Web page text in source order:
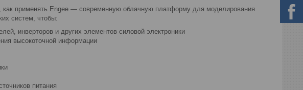
применять Engee — современную облачную платформу для моделирования
систем, чтобы:
инверторов и других элементов силовой электроники
высокоточной информации
питания